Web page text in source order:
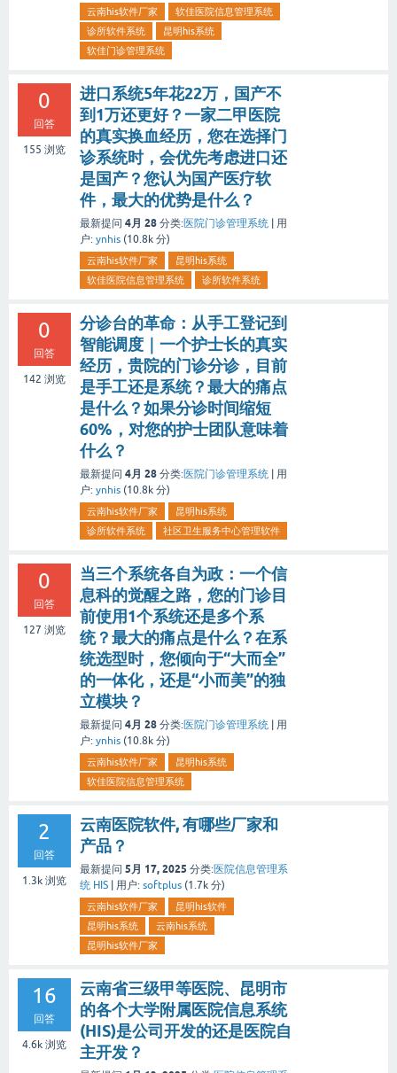
云南his软件厂家
软佳医院信息管理系统
诊所软件系统
昆明his系统
软佳门诊管理系统
0
回答
155 浏览
进口系统5年花22万，国产不
到1万还更好？一家二甲医院
的真实换血经历，您在选择门
诊系统时，会优先考虑进口还
是国产？您认为国产医疗软
件，最大的优势是什么？
最新提问 4月 28 分类:医院门诊管理系统
用
户: ynhis (10.8k 分)
云南his软件厂家
昆明his系统
软佳医院信息管理系统
诊所软件系统
0
回答
142 浏览
分诊台的革命：从手工登记到
智能调度｜一个护士长的真实
经历，贵院的门诊分诊，目前
是手工还是系统？最大的痛点
是什么？如果分诊时间缩短
60%，对您的护士团队意味着
什么？
最新提问 4月 28 分类:医院门诊管理系统
用
户: ynhis (10.8k 分)
云南his软件厂家
昆明his系统
诊所软件系统
社区卫生服务中心管理软件
0
回答
127 浏览
当三个系统各自为政：一个信
息科的觉醒之路，您的门诊目
前使用1个系统还是多个系
统？最大的痛点是什么？在系
统选型时，您倾向于“大而全”
的一体化，还是“小而美”的独
立模块？
最新提问 4月 28 分类:医院门诊管理系统
用
户: ynhis (10.8k 分)
云南his软件厂家
昆明his系统
软佳医院信息管理系统
2
回答
1.3k 浏览
云南医院软件, 有哪些厂家和
产品？
最新提问 5月 17, 2025 分类:医院信息管理系
统 HIS
用户: softplus (1.7k 分)
云南his软件厂家
昆明his软件
昆明his系统
云南his系统
昆明his软件厂家
16
回答
4.6k 浏览
云南省三级甲等医院、昆明市
的各个大学附属医院信息系统
(HIS)是公司开发的还是医院自
主开发？